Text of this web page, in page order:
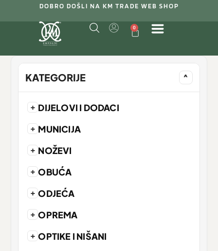
DOBRO DOŠLI NA KM TRADE WEB SHOP
0
KATEGORIJE ^
+ DIJELOVI I DODACI
+ MUNICIJA
+ NOŽEVI
+ OBUĆA
+ ODJEĆA
+ OPREMA
+ OPTIKE I NIŠANI